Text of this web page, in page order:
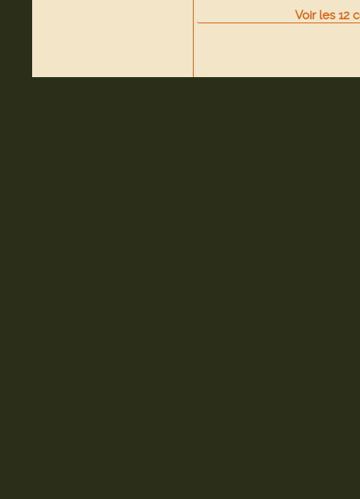
Voir les12